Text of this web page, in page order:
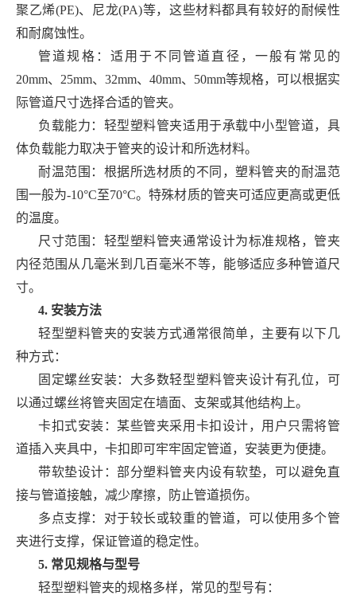
聚乙烯(PE)、尼龙(PA)等，这些材料都具有较好的耐候性
和耐腐蚀性。
管道规格：适用于不同管道直径，一般有常见的
20mm、25mm、32mm、40mm、50mm等规格，可以根据实
际管道尺寸选择合适的管夹。
负载能力：轻型塑料管夹适用于承载中小型管道，具
体负载能力取决于管夹的设计和所选材料。
耐温范围：根据所选材质的不同，塑料管夹的耐温范
围一般为-10°C至70°C。特殊材质的管夹可适应更高或更低
的温度。
尺寸范围：轻型塑料管夹通常设计为标准规格，管夹
内径范围从几毫米到几百毫米不等，能够适应多种管道尺
寸。
4. 安装方法
轻型塑料管夹的安装方式通常很简单，主要有以下几
种方式：
固定螺丝安装：大多数轻型塑料管夹设计有孔位，可
以通过螺丝将管夹固定在墙面、支架或其他结构上。
卡扣式安装：某些管夹采用卡扣设计，用户只需将管
道插入夹具中，卡扣即可牢牢固定管道，安装更为便捷。
带软垫设计：部分塑料管夹内设有软垫，可以避免直
接与管道接触，减少摩擦，防止管道损伤。
多点支撑：对于较长或较重的管道，可以使用多个管
夹进行支撑，保证管道的稳定性。
5. 常见规格与型号
轻型塑料管夹的规格多样，常见的型号有：